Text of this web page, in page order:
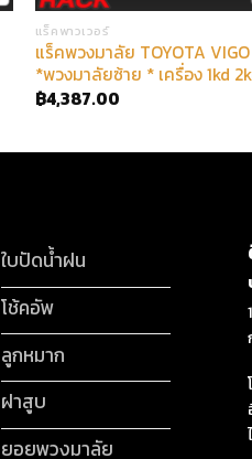
แร็คพาวเวอร์
แร็คพวงมาลัย TOYOTA VIGO
*พวงมาลัยซ้าย * เครื่อง 1kd
฿4,387.00
ใบปัดน้ำฝน
โช้คอัพ
ลูกหมาก
ฝาสูบ
ยอยพวงมาลัย